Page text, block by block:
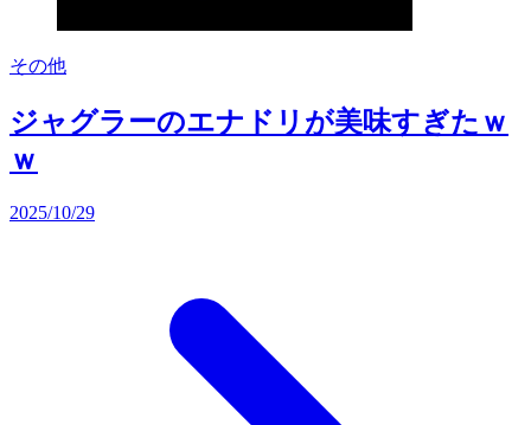
その他
ジャグラーのエナドリが美味すぎたｗ
ｗ
2025/10/29